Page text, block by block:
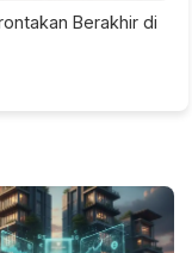
Berakhir di